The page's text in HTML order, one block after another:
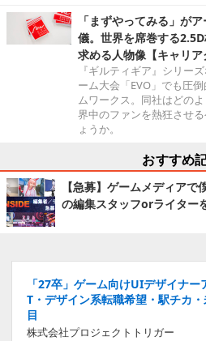
「まずやってみる」が
儀。世界を席巻する2.5D
求める人物像【キャリア
『ギルティギア』シリー
ーム大会「EVO」でも圧
ムワークス。同社はどの
界中のファンを熱狂させ
ょうか。
おすすめ
【急募】ゲームメディア
の編集スタッフorライター
「27卒」ゲーム向けUIデザイナ
T・デザイン系転職希望・駅チカ
目
株式会社プロジェクトトリガー